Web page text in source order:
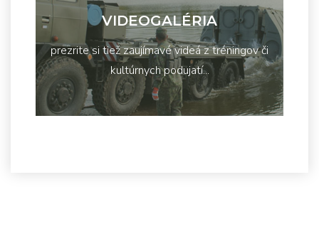
VIDEOGALÉRIA
prezrite si tiež zaujímavé videá z tréningov či
kultúrnych podujatí...